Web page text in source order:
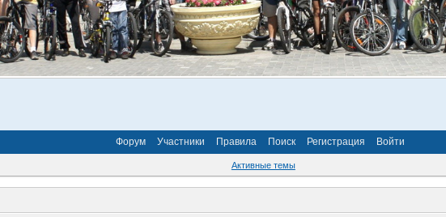
Форум Участники Правила Поиск Регистрация Войти
Активные темы